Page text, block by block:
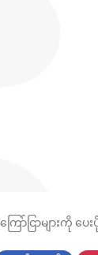
ော်ငြာများကို